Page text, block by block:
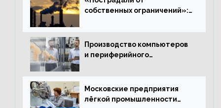
собственных ограничений»:
промышленности
Производство компьютеров
и периферийного
Московские предприятия
лёгкой промышленности